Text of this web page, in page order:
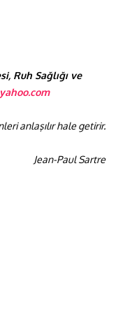
Ruh Sağlığı ve
anlaşılır hale getirir.
Jean-Paul Sartre